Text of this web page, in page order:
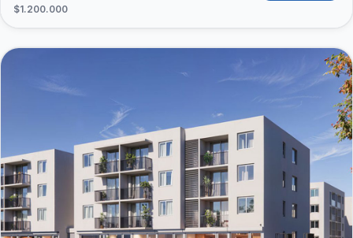
$1.200.000